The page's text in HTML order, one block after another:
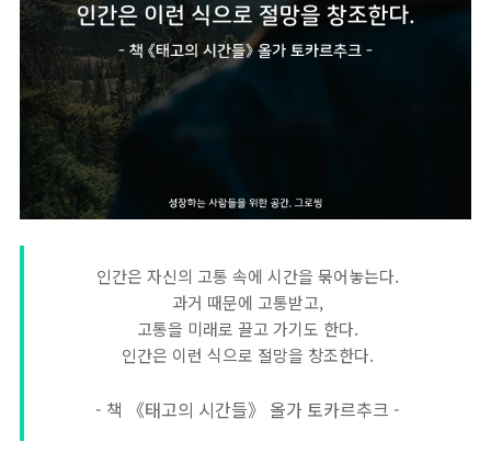
인간은 자신의 고통 속에 시간을 묶어놓는다.
과거 때문에 고통받고,
고통을 미래로 끌고 가기도 한다.
인간은 이런 식으로 절망을 창조한다.
- 책 《태고의 시간들》 올가 토카르추크 -